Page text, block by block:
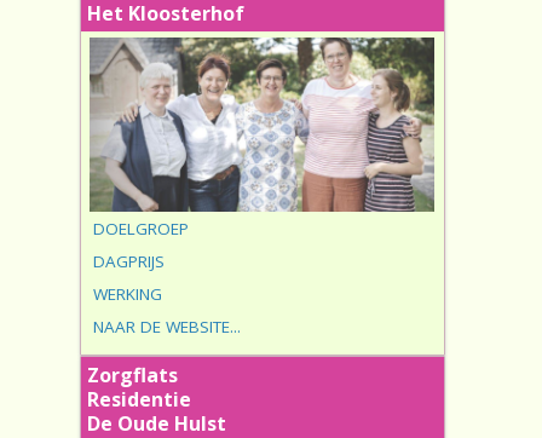
Het Kloosterhof
DOELGROEP
DAGPRIJS
WERKING
NAAR DE WEBSITE...
Zorgflats
Residentie
De Oude Hulst